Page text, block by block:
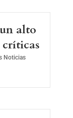
alto
Noticias